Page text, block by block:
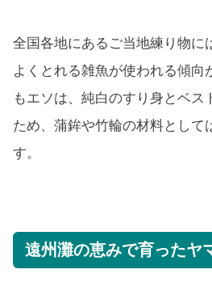
全国各地にあるご当地練り物に
よくとれる雑魚が使われる傾向
もエソは、純白のすり身とベス
ため、蒲鉾や竹輪の材料として
す。
遠州灘の恵みで育ったヤ